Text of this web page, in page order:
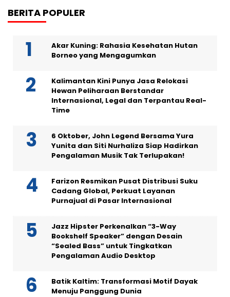
BERITA POPULER
Akar Kuning: Rahasia Kesehatan Hutan
Borneo yang Mengagumkan
Kalimantan Kini Punya Jasa Relokasi
Hewan Peliharaan Berstandar
Internasional, Legal dan Terpantau Real-
Time
6 Oktober, John Legend Bersama Yura
Yunita dan Siti Nurhaliza Siap Hadirkan
Pengalaman Musik Tak Terlupakan!
Farizon Resmikan Pusat Distribusi Suku
Cadang Global, Perkuat Layanan
Purnajual di Pasar Internasional
Jazz Hipster Perkenalkan “3-Way
Bookshelf Speaker” dengan Desain
“Sealed Bass” untuk Tingkatkan
Pengalaman Audio Desktop
Batik Kaltim: Transformasi Motif Dayak
Menuju Panggung Dunia